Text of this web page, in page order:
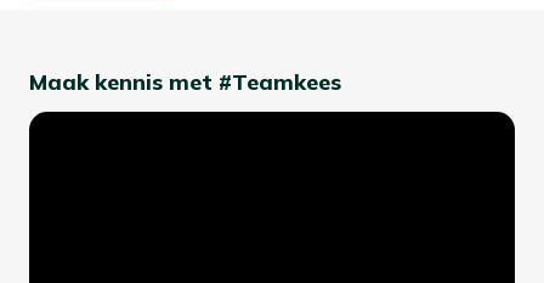
Maak kennis met #Teamkees